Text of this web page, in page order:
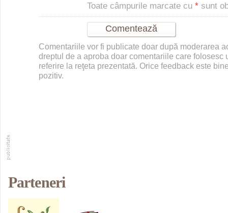
Toate câmpurile marcate cu * sunt
Comentariile vor fi publicate doar după moderarea
dreptul de a aproba doar comentariile care folosesc
referire la reţeta prezentată. Orice feedback este
pozitiv.
Parteneri